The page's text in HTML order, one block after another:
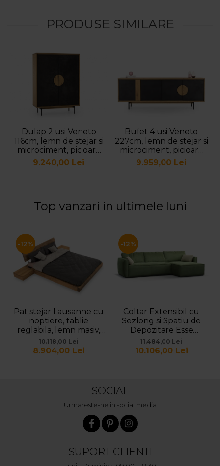
PRODUSE SIMILARE
Dulap 2 usi Veneto
116cm, lemn de stejar si
microciment, picioare
metalice, feronerie cu
amortizare, multiple
9.240,00 Lei
Bufet 4 usi Veneto
227cm, lemn de stejar si
microciment, picioare
metalice, feronerie cu
amortizare, multiple
9.959,00 Lei
Top vanzari in ultimele luni
-12%
Pat stejar Lausanne cu
noptiere, tablie
reglabila, lemn masiv,
stil contemporan,
personalizabil
10.118,00 Lei
8.904,00 Lei
-12%
Coltar Extensibil cu
Sezlong si Spatiu de
Depozitare Esse
Personalizabil 309cm
Stil Contemporan
Cadru Lemn Masiv
11.484,00 Lei
10.106,00 Lei
SOCIAL
Urmareste-ne in social media
SUPORT CLIENTI